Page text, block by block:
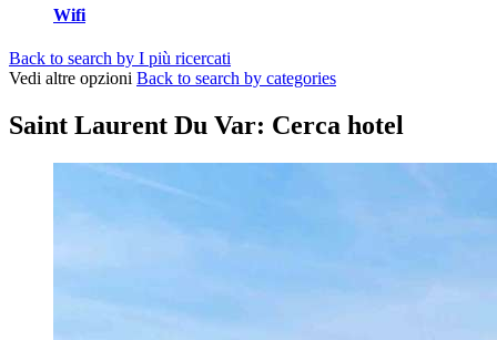
Wifi
Back to search by I più ricercati
Vedi altre opzioni Back to search by categories
Saint Laurent Du Var: Cerca hotel